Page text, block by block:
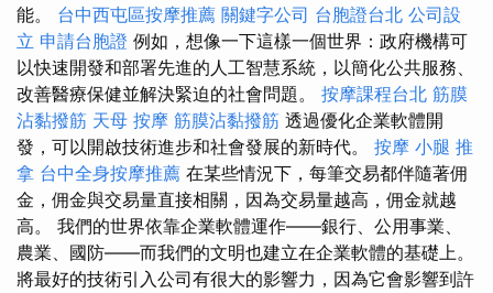
能。 台中西屯區按摩推薦 關鍵字公司 台胞證台北 公司設
立 申請台胞證 例如，想像一下這樣一個世界：政府機構可
以快速開發和部署先進的人工智慧系統，以簡化公共服務、
改善醫療保健並解決緊迫的社會問題。 按摩課程台北 筋膜
沾黏撥筋 天母 按摩 筋膜沾黏撥筋 透過優化企業軟體開
發，可以開啟技術進步和社會發展的新時代。 按摩 小腿 推
拿 台中全身按摩推薦 在某些情況下，每筆交易都伴隨著佣
金，佣金與交易量直接相關，因為交易量越高，佣金就越
高。 我們的世界依靠企業軟體運作——銀行、公用事業、
農業、國防——而我們的文明也建立在企業軟體的基礎上。
將最好的技術引入公司有很大的影響力，因為它會影響到許